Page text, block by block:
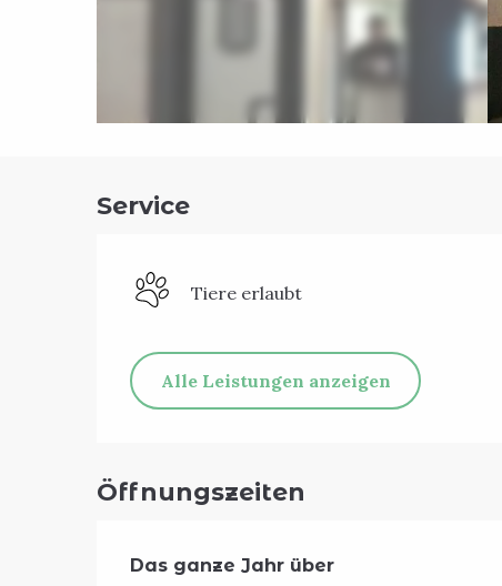
Service
Tiere erlaubt
Alle Leistungen anzeigen
Öffnungszeiten
Das ganze Jahr über
Das ganze Jahr über